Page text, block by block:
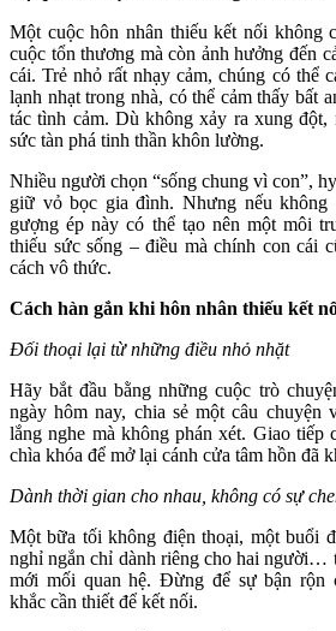
Một cuộc hôn nhân thiếu kết nối không
cuộc tổn thương mà còn ảnh hưởng đến
cái. Trẻ nhỏ rất nhạy cảm, chúng có thể
lạnh nhạt trong nhà, có thể cảm thấy bất
tác tình cảm. Dù không xảy ra xung
sức tàn phá tinh thần khôn lường.
Nhiều người chọn “sống chung vì con”,
giữ vỏ bọc gia đình. Nhưng nếu
gượng ép này có thể tạo nên một môi
thiếu sức sống – điều mà chính con cái
cách vô thức.
Cách hàn gắn khi hôn nhân thiếu kết
Đối thoại lại từ những điều nhỏ nhặt
Hãy bắt đầu bằng những cuộc trò
ngày hôm nay, chia sẻ một câu chuyện
lắng nghe mà không phán xét. Giao tiếp
chìa khóa để mở lại cánh cửa tâm hồn đã
Dành thời gian cho nhau, không có sự
Một bữa tối không điện thoại, một buổi
nghỉ ngắn chỉ dành riêng cho hai người…
mới mối quan hệ. Đừng để sự bận rộn
khắc cần thiết để kết nối.